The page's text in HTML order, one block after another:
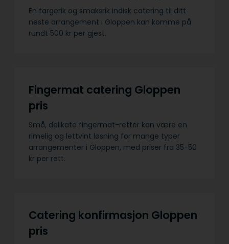
En fargerik og smaksrik indisk catering til ditt
neste arrangement i Gloppen kan komme på
rundt 500 kr per gjest.
Fingermat catering Gloppen
pris
Små, delikate fingermat-retter kan være en
rimelig og lettvint løsning for mange typer
arrangementer i Gloppen, med priser fra 35-50
kr per rett.
Catering konfirmasjon Gloppen
pris